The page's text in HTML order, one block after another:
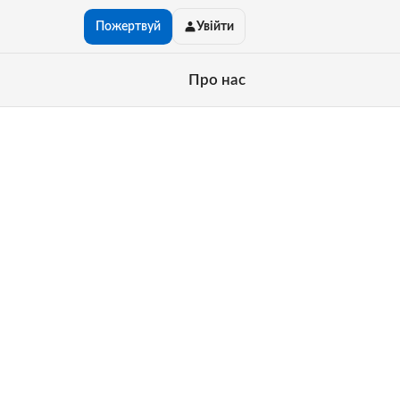
Пожертвуй Увійти
Про нас